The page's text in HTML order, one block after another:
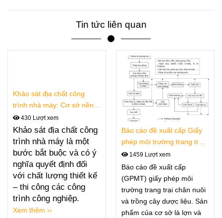
Tin tức liên quan
Khảo sát địa chất công
trình nhà máy: Cơ sở nền
tảng cho thiết kế và thi
công công trình công
nghiệp
430 Lượt xem
Khảo sát địa chất công
trình nhà máy là một
bước bắt buộc và có ý
nghĩa quyết định đối
với chất lượng thiết kế
– thi công các công
trình công nghiệp.
Xem thêm ››
Báo cáo đề xuất cấp Giấy
phép môi trường trang trại
chăn nuôi và trồng cây
dược liệu
1459 Lượt xem
Báo cáo đề xuất cấp
(GPMT) giấy phép môi
trường trang trại chăn nuôi
và trồng cây dược liệu. Sản
phẩm của cơ sở là lợn và